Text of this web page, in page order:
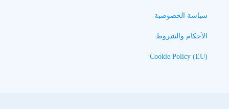
سياسة الخصوصية
الأحكام والشروط
Cookie Policy (EU)